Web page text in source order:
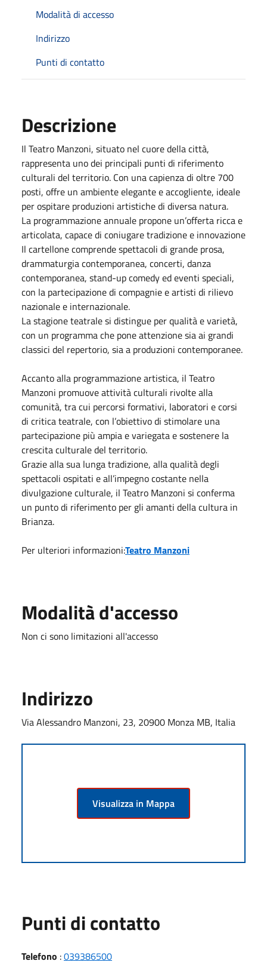
Modalità di accesso
Indirizzo
Punti di contatto
Descrizione
Il Teatro Manzoni, situato nel cuore della città,
rappresenta uno dei principali punti di riferimento
culturali del territorio. Con una capienza di oltre 700
posti, offre un ambiente elegante e accogliente, ideale
per ospitare produzioni artistiche di diversa natura.
La programmazione annuale propone un’offerta ricca e
articolata, capace di coniugare tradizione e innovazione
Il cartellone comprende spettacoli di grande prosa,
drammaturgia contemporanea, concerti, danza
contemporanea, stand-up comedy ed eventi speciali,
con la partecipazione di compagnie e artisti di rilievo
nazionale e internazionale.
La stagione teatrale si distingue per qualità e varietà,
con un programma che pone attenzione sia ai grandi
classici del repertorio, sia a produzioni contemporanee.
Accanto alla programmazione artistica, il Teatro
Manzoni promuove attività culturali rivolte alla
comunità, tra cui percorsi formativi, laboratori e corsi
di critica teatrale, con l’obiettivo di stimolare una
partecipazione più ampia e variegata e sostenere la
crescita culturale del territorio.
Grazie alla sua lunga tradizione, alla qualità degli
spettacoli ospitati e all’impegno costante nella
divulgazione culturale, il Teatro Manzoni si conferma
un punto di riferimento per gli amanti della cultura in
Brianza.
Per ulteriori informazioni:Teatro Manzoni
Modalità d'accesso
Non ci sono limitazioni all'accesso
Indirizzo
Via Alessandro Manzoni, 23, 20900 Monza MB, Italia
Visualizza in Mappa
Punti di contatto
Telefono :039386500